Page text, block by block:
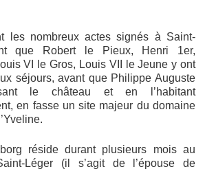
les nombreux actes signés à Saint-
que Robert le Pieux, Henri 1er,
VI le Gros, Louis VII le Jeune y ont
séjours, avant que Philippe Auguste
le château et en l’habitant
en fasse un site majeur du domaine
réside durant plusieurs mois au
Léger (il s’agit de l’épouse de